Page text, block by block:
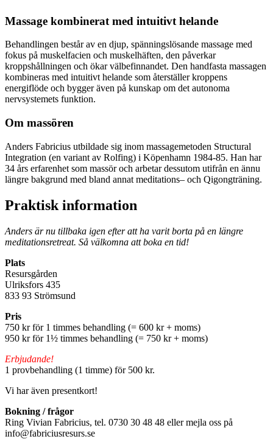
Massage kombinerat med intuitivt helande
Behandlingen består av en djup, spänningslösande massage med
fokus på muskelfacien och muskelhäften, den påverkar
kroppshållningen och ökar välbefinnandet. Den handfasta massagen
kombineras med intuitivt helande som återställer kroppens
energiflöde och bygger även på kunskap om det autonoma
nervsystemets funktion.
Om massören
Anders Fabricius utbildade sig inom massagemetoden Structural
Integration (en variant av Rolfing) i Köpenhamn 1984-85. Han har
34 års erfarenhet som massör och arbetar dessutom utifrån en ännu
längre bakgrund med bland annat meditations– och Qigongträning.
Praktisk information
Anders är nu tillbaka igen efter att ha varit borta på en längre
meditationsretreat. Så välkomna att boka en tid!
Plats
Resursgården
Ulriksfors 435
833 93 Strömsund
Pris
750 kr för 1 timmes behandling (= 600 kr + moms)
950 kr för 1½ timmes behandling (= 750 kr + moms)
Erbjudande!
1 provbehandling (1 timme) för 500 kr.
Vi har även presentkort!
Bokning / frågor
Ring Vivian Fabricius, tel. 0730 30 48 48 eller mejla oss på
info@fabriciusresurs.se